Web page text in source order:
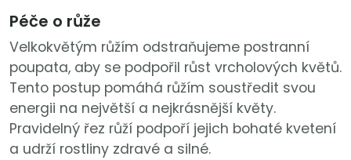
Péče o růže
Velkokvětým růžím odstraňujeme postranní
poupata, aby se podpořil růst vrcholových květů.
Tento postup pomáhá růžím soustředit svou
energii na největší a nejkrásnější květy.
Pravidelný řez růží podpoří jejich bohaté kvetení
a udrží rostliny zdravé a silné.